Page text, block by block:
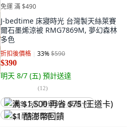
免運 滿 $490
J-bedtime 床寢時光 台灣製天絲萊賽
爾石墨烯涼被 RMG7869M, 夢幻森林
多色
折扣後價格 33%$590
$390
明天 8/7 (五) 預計送達
(12)
满 $1,500 再省 $75 (王道卡)
$1 酷澎幣回饋